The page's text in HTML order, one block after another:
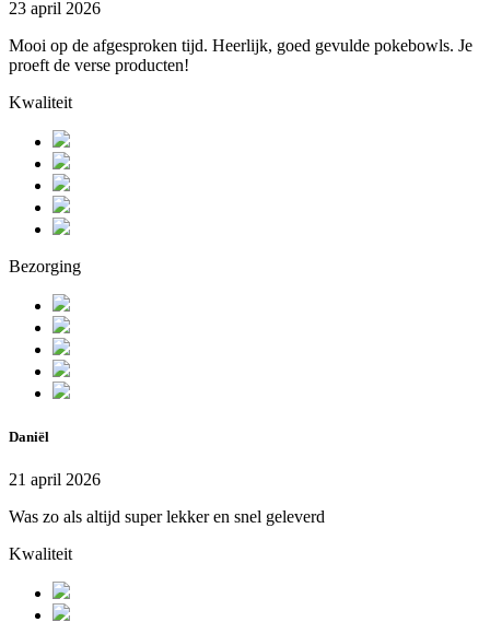
23 april 2026
Mooi op de afgesproken tijd. Heerlijk, goed gevulde pokebowls. Je
proeft de verse producten!
Kwaliteit
Bezorging
Daniël
21 april 2026
Was zo als altijd super lekker en snel geleverd
Kwaliteit